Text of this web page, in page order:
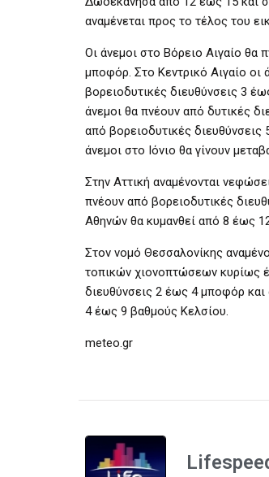
αναμένεται προς το τέλος του
Οι άνεμοι στο Βόρειο Αιγαίο
μποφόρ. Στο Κεντρικό Αιγαίο
βορειοδυτικές διευθύνσεις 3
άνεμοι θα πνέουν από δυτικές
από βορειοδυτικές
άνεμοι στο Ιόνιο θα γίνουν
Στην Αττική αναμένονται
πνέουν από βορειοδυτικές
Αθηνών θα κυμανθεί από 8 έως
Στον νομό Θεσσαλονίκης
τοπικών χιονοπτώσεων κυρίως
διευθύνσεις 2 έως 4 μποφόρ
4 έως 9 βαθμούς Κελσίου.
meteo.gr